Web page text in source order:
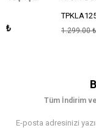
TPKLA1254
1.299,00 ₺
Tüm İndirim